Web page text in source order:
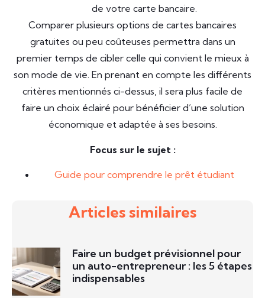
de votre carte bancaire.
Comparer plusieurs options de cartes bancaires
gratuites ou peu coûteuses permettra dans un
premier temps de cibler celle qui convient le mieux à
son mode de vie. En prenant en compte les différents
critères mentionnés ci-dessus, il sera plus facile de
faire un choix éclairé pour bénéficier d’une solution
économique et adaptée à ses besoins.
Focus sur le sujet :
Guide pour comprendre le prêt étudiant
Articles similaires
Faire un budget prévisionnel pour
un auto-entrepreneur : les 5 étapes
indispensables